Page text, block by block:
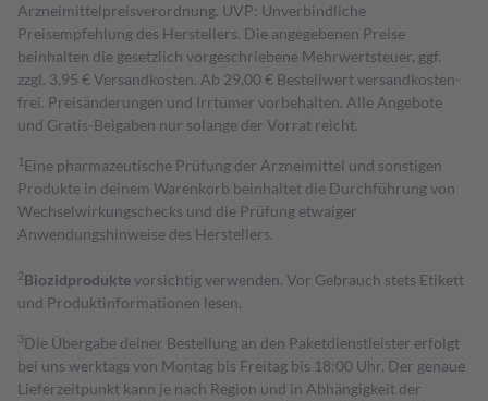
Arzneimittelpreisverordnung. UVP: Unverbindliche
Preisempfehlung des Herstellers. Die angegebenen Preise
beinhalten die gesetzlich vorgeschriebene Mehrwertsteuer, ggf.
zzgl. 3,95 € Versandkosten. Ab 29,00 € Bestell­wert versand­kosten­
frei. Preisänderungen und Irrtümer vorbehalten. Alle Angebote
und Gratis-Beigaben nur solange der Vorrat reicht.
1 Eine pharmazeutische Prüfung der Arzneimittel und sonstigen
Produkte in deinem Warenkorb beinhaltet die Durchführung von
Wechselwirkungschecks und die Prüfung etwaiger
Anwendungshinweise des Herstellers.
2Biozidproduktevorsichtig verwenden. Vor Gebrauch stets Etikett
und Produktinformationen lesen.
3Die Übergabe deiner Bestellung an den Paketdienstleister erfolgt
bei uns werktags von Montag bis Freitag bis 18:00 Uhr. Der genaue
Lieferzeitpunkt kann je nach Region und in Abhängigkeit der